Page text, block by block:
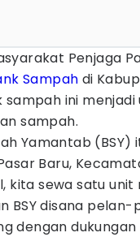
Penjaga
Sampah di
sampah ini
sampah.
Yamantab
Baru,
kita sewa satu
BSY disana
dengan